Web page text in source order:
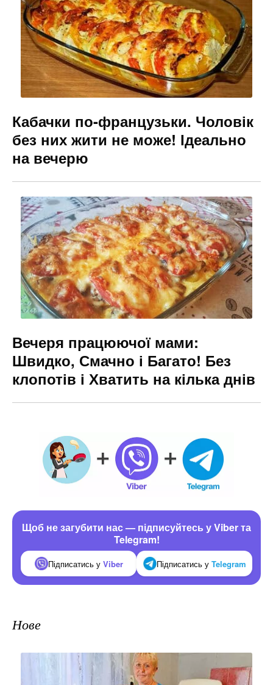
Кабачки по-французьки. Чоловік
без них жити не може! Ідеально
на вечерю
Вечеря працюючої мами:
Швидко, Смачно і Багато! Без
клопотів і Хватить на кілька днів
Щоб не загубити нас — підписуйтесь у Viber та
Telegram!
Підписатись у Viber Підписатись у Telegram
Нове